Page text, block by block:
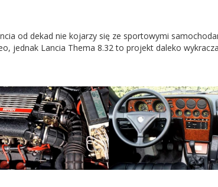
od dekad nie kojarzy się ze sportowymi
jednak Lancia Thema 8.32 to projekt daleko